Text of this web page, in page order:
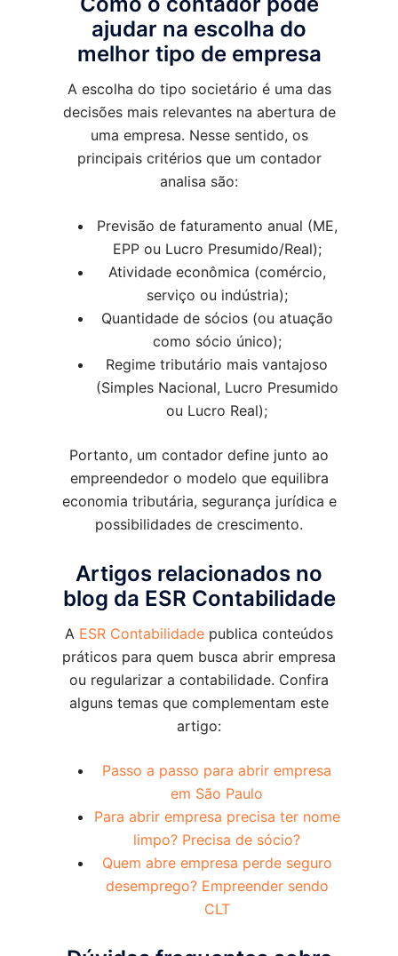
ajudar na escolha do
melhor tipo de empresa
A escolha do tipo societário é uma das
decisões mais relevantes na abertura de
uma empresa. Nesse sentido, os
principais critérios que um contador
analisa são:
Previsão de faturamento anual (ME,
EPP ou Lucro Presumido/Real);
Atividade econômica (comércio,
serviço ou indústria);
Quantidade de sócios (ou atuação
como sócio único);
Regime tributário mais vantajoso
(Simples Nacional, Lucro Presumido
ou Lucro Real);
Portanto, um contador define junto ao
empreendedor o modelo que equilibra
economia tributária, segurança jurídica e
possibilidades de crescimento.
Artigos relacionados no
blog da ESR Contabilidade
A ESR Contabilidade publica conteúdos
práticos para quem busca abrir empresa
ou regularizar a contabilidade. Confira
alguns temas que complementam este
artigo:
Passo a passo para abrir empresa
em São Paulo
Para abrir empresa precisa ter nome
limpo? Precisa de sócio?
Quem abre empresa perde seguro
desemprego? Empreender sendo
CLT